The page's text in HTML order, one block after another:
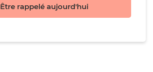
Être rappelé aujourd'hui